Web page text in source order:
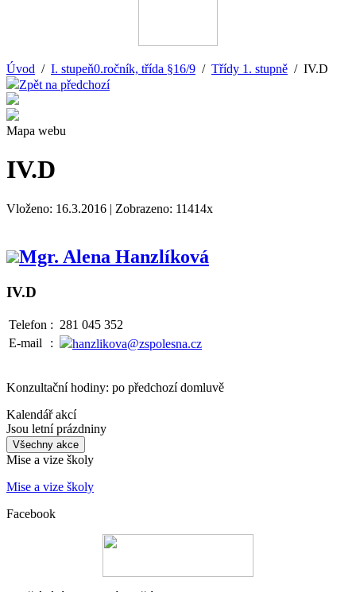
Úvod / I. stupeň0.ročník, třída §16/9 / Třídy 1. stupně / IV.D
Zpět na předchozí
Mapa webu
IV.D
Vloženo: 16.3.2016 | Zobrazeno: 11414x
Mgr. Alena Hanzlíková
IV.D
Telefon : 281 045 352
E-mail
: hanzlikova@zspolesna.cz
Konzultační hodiny: po předchozí domluvě
Kalendář akcí
Jsou letní prázdniny
Všechny akce
Mise a vize školy
Mise a vize školy
Facebook